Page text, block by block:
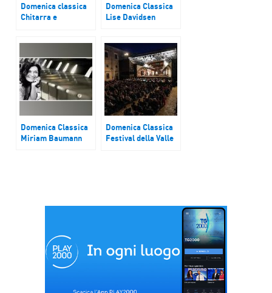
Domenica classica
Chitarra e
Domenica Classica
Lise Davidsen
Domenica Classica
Miriam Baumann
Domenica Classica
Festival della Valle